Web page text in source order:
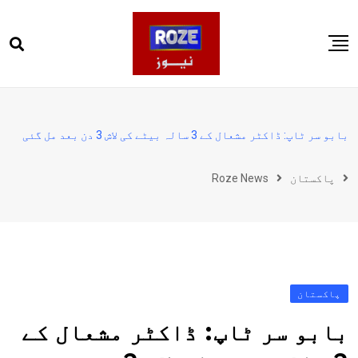
to
پاکستان
کھیل
بابو سر ٹاپ: ڈاکٹر مشعال کے 3 سالہ بیٹے کی لاش 3 دن بعد مل گئی
پاکستان Roze News
پاکستان
بابو سر ٹاپ: ڈاکٹر مشعال کے